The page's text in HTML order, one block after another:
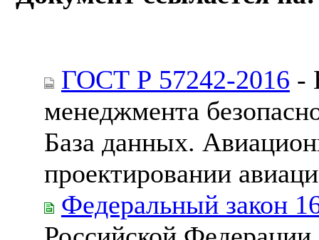
ГОСТ Р 57242-2016 -
менеджмента
База данных.
проектировании
Федеральный закон